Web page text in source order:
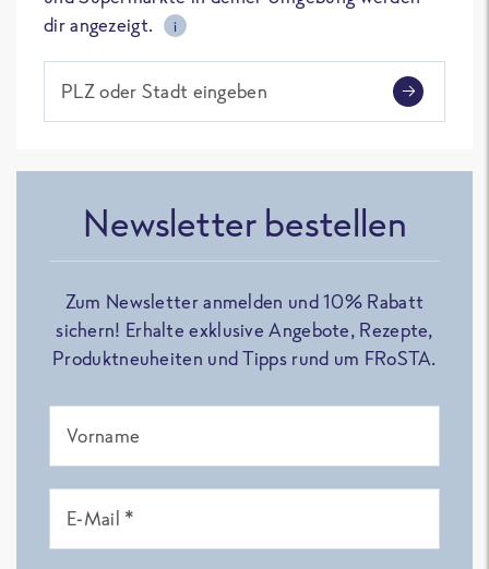
dir angezeigt.
i
PLZ oder Stadt eingeben
Newsletter bestellen
Zum Newsletter anmelden und 10% Rabatt
sichern! Erhalte exklusive Angebote, Rezepte,
Produktneuheiten und Tipps rund um FRoSTA.
Vorname
E-Mail *